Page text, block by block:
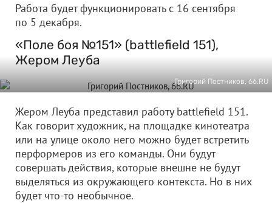
Работа будет функционировать с 16 сентября
по 5 декабря.
«Поле боя №151» (battlefield 151),
Жером Леуба
Григорий Постников, 66.RU
Жером Леуба представил работу battlefield 151.
Как говорит художник, на площадке кинотеатра
или на улице около него можно будет встретить
перформеров из его команды. Они будут
совершать действия, которые внешне не будут
выделяться из окружающего контекста. Но в них
будет что-то необычное.